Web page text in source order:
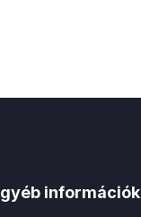
információk